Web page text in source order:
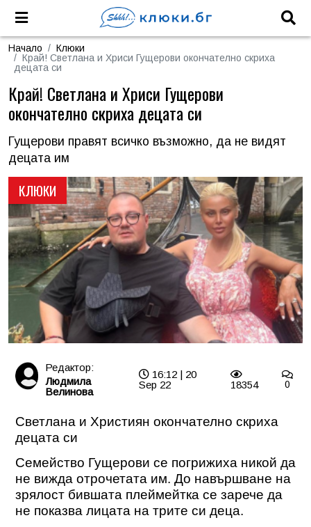
Начало
Клюки
Край! Светлана и Хриси Гущерови окончателно скриха
децата си
КЛЮКИ
Край! Светлана и Хриси Гущерови
окончателно скриха децата си
Гущерови правят всичко възможно, да не видят
децата им
Редактор:
Людмила
Велинова
16:12 | 20
Sep 22
18354 0
Светлана и Християн окончателно скриха
децата си
Семейство Гущерови се погрижиха никой да
не вижда отрочетата им. До навършване на
зрялост бившата плеймейтка се зарече да
не показва лицата на трите си деца.